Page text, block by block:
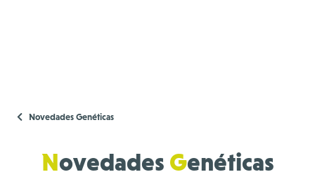
Novedades Genéticas
Novedades Genéticas